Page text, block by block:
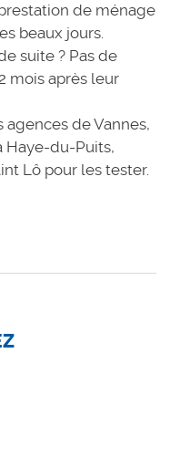
de ménage
beaux jours.
suite ? Pas de
mois après leur
agences deVannes,
Haye-du-Puits,
Lô pour les tester.